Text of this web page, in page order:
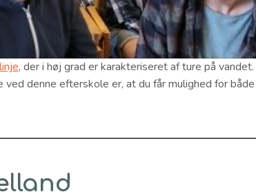
, der i høj grad er karakteriseret af ture på vandet.
denne efterskole er, at du får mulighed for